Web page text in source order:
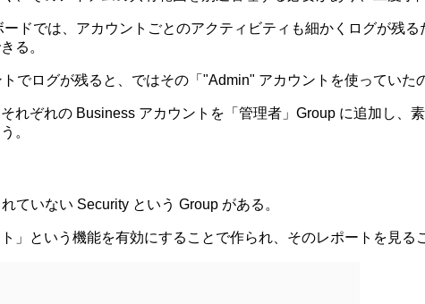
ドでは、アカウントごとのアクティビティも細かくログが残
る。
でログが残ると、ではその「"Admin" アカウントを使っていた
れぞれの Business アカウントを「管理者」Group に追加し、
。
ていない Security という Group がある。
」という機能を有効にすることで作られ、そのレポートを見る